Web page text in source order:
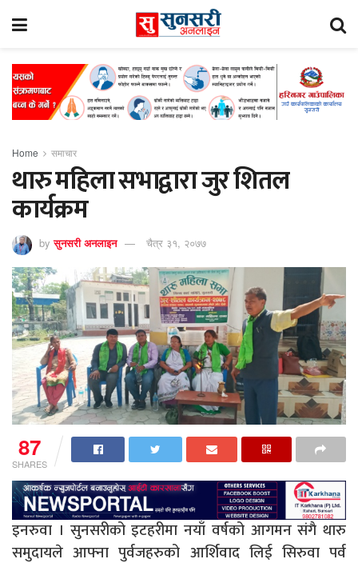
Home समाचार
थारु महिला सभाद्वारा जुर शितल
कार्यक्रम
by सुनसरी अनलाइन चैत्र ३१, २०७७
87
SHARES
इनरुवा । सुनसरीको इटहरीमा नयाँ वर्षको आगमन संगै थारु
समुदायले आफ्ना पुर्वजहरुको आर्शिवाद लिई सिरुवा पर्व